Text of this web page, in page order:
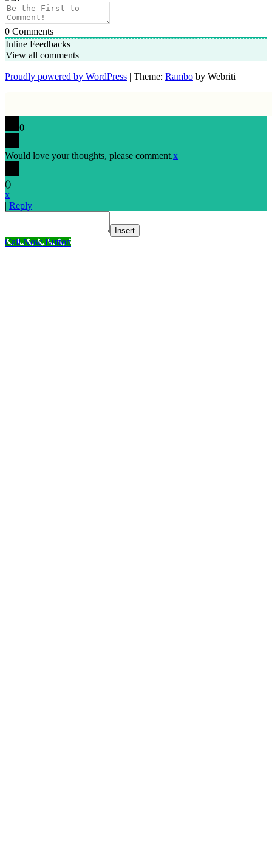
0 Comments
Inline Feedbacks
View all comments
Proudly powered by WordPress | Theme: Rambo by Webriti
0
Would love your thoughts, please comment.x
()
x
| Reply
Insert
Call Now Button